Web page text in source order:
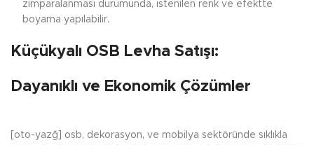
zımparalanması durumunda, istenilen renk ve efektte
boyama yapılabilir.
Küçükyalı OSB Levha Satışı:
Dayanıklı ve Ekonomik Çözümler
[oto-yazğ] osb, dekorasyon, ve mobilya sektöründe sıklıkla